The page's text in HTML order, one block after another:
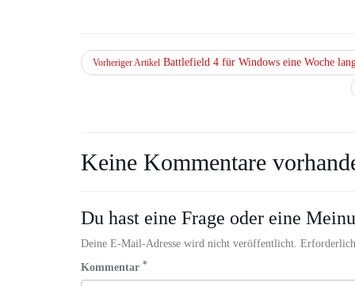
Vorheriger Artikel Battlefield 4 für Windows eine Woche
Keine Kommentare
Du hast eine Frage oder eine
Deine E-Mail-Adresse wird nicht veröffentlicht.
Kommentar *